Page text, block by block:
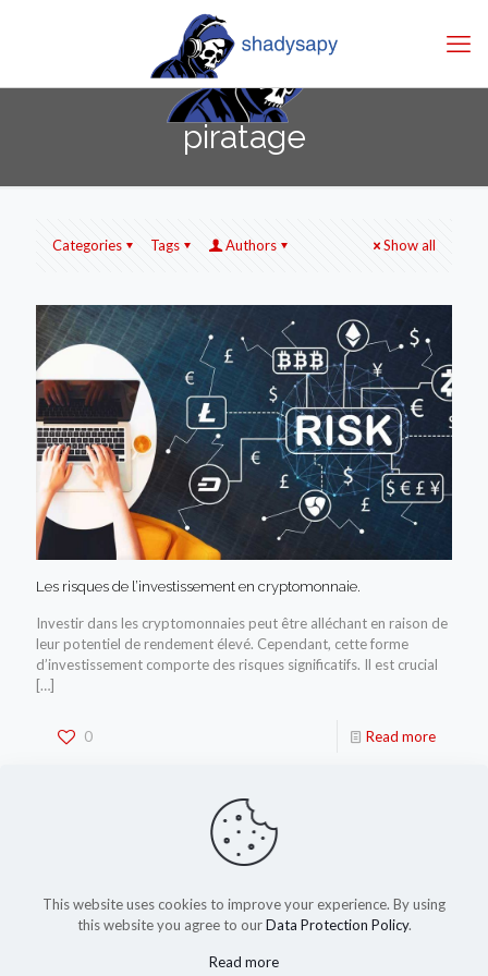
piratage
Categories Tags Authors Show all
Les risques de l’investissement en cryptomonnaie.
Investir dans les cryptomonnaies peut être alléchant en raison de
leur potentiel de rendement élevé. Cependant, cette forme
d’investissement comporte des risques significatifs. Il est crucial
[…]
0 Read more
This website uses cookies to improve your experience. By using
this website you agree to ourData Protection Policy.
Read more